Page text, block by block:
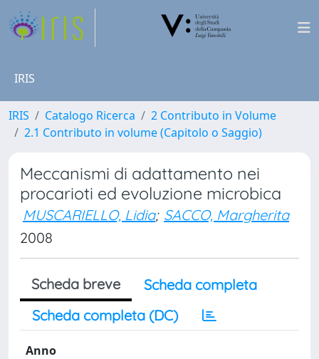
IRIS
IRIS Catalogo Ricerca
2 Contributo in Volume
2.1 Contributo in volume (Capitolo o Saggio)
Meccanismi di adattamento nei
procarioti ed evoluzione microbica
MUSCARIELLO, Lidia; SACCO, Margherita
2008
Scheda breve
Scheda completa
Scheda completa (DC)
Anno